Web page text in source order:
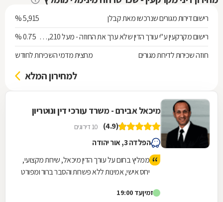
רישום דירות מגורים שנרכשו מאת קבלן
5,915 %
רישום מקרקעין ע"י עורך הדין שלא ערך את החוזה - מעל 538,210 ש"ח 0.75 %
חוזה שכירות לדירות מגורים
מחצית מדמי השכירות לחודש
למחירון המלא
מיכאל אבירם - משרד עורכי דין ונוטריון
(4.9) 10 דירוגים
הפלדה 3, אור יהודה
ממליץ בחום על עורך הדין מיכאל, שירות מקצועי,
יחס אישי, אמינות ללא פשרות והסבר ברור ומפורט
זמיןעד 19:00